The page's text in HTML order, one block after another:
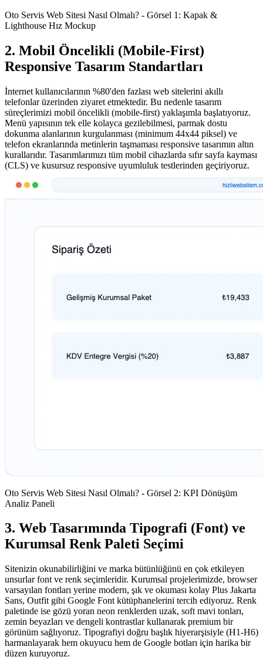
Oto Servis Web Sitesi Nasıl Olmalı? - Görsel 1: Kapak &
Lighthouse Hız Mockup
2. Mobil Öncelikli (Mobile-First)
Responsive Tasarım Standartları
İnternet kullanıcılarının %80'den fazlası web sitelerini akıllı
telefonlar üzerinden ziyaret etmektedir. Bu nedenle tasarım
süreçlerimizi mobil öncelikli (mobile-first) yaklaşımla başlatıyoruz.
Menü yapısının tek elle kolayca gezilebilmesi, parmak dostu
dokunma alanlarının kurgulanması (minimum 44x44 piksel) ve
telefon ekranlarında metinlerin taşmaması responsive tasarımın altın
kurallarıdır. Tasarımlarımızı tüm mobil cihazlarda sıfır sayfa kayması
(CLS) ve kusursuz responsive uyumluluk testlerinden geçiriyoruz.
Oto Servis Web Sitesi Nasıl Olmalı? - Görsel 2: KPI Dönüşüm
Analiz Paneli
3. Web Tasarımında Tipografi (Font) ve
Kurumsal Renk Paleti Seçimi
Sitenizin okunabilirliğini ve marka bütünlüğünü en çok etkileyen
unsurlar font ve renk seçimleridir. Kurumsal projelerimizde, browser
varsayılan fontları yerine modern, şık ve okuması kolay Plus Jakarta
Sans, Outfit gibi Google Font kütüphanelerini tercih ediyoruz. Renk
paletinde ise gözü yoran neon renklerden uzak, soft mavi tonları,
zemin beyazları ve dengeli kontrastlar kullanarak premium bir
görünüm sağlıyoruz. Tipografiyi doğru başlık hiyerarşisiyle (H1-H6)
harmanlayarak hem okuyucu hem de Google botları için harika bir
düzen kuruyoruz.